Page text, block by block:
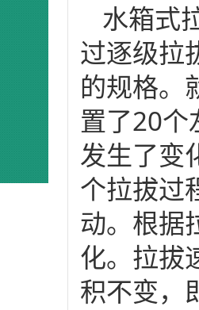
水箱式
过逐级拉
的规格。
置了20个
发生了变
个拉拔过
动。根据
化。拉拔
积不变，